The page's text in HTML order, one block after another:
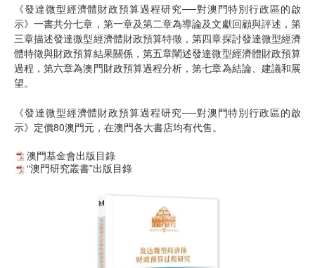
《發達微型經濟體財政預算過程研究──對澳門特別行政區的啟
示》一書共分七章，第一章及第二章為導論及文獻回顧與評述，第
三章描述發達微型經濟體財政預算特徵，第四章探討發達微型經濟
體特徵與財政預算結果關係，第五章闡述發達微型經濟體財政預算
過程，第六章為澳門財政預算過程分析，第七章為結論、建議和展
望。
《發達微型經濟體財政預算過程研究──對澳門特別行政區的啟
示》定價80澳門元，在澳門各大書店均有代售。
澳門基金會出版目錄
“澳門研究叢書”出版目錄